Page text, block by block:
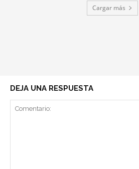
Cargar más
DEJA UNA RESPUESTA